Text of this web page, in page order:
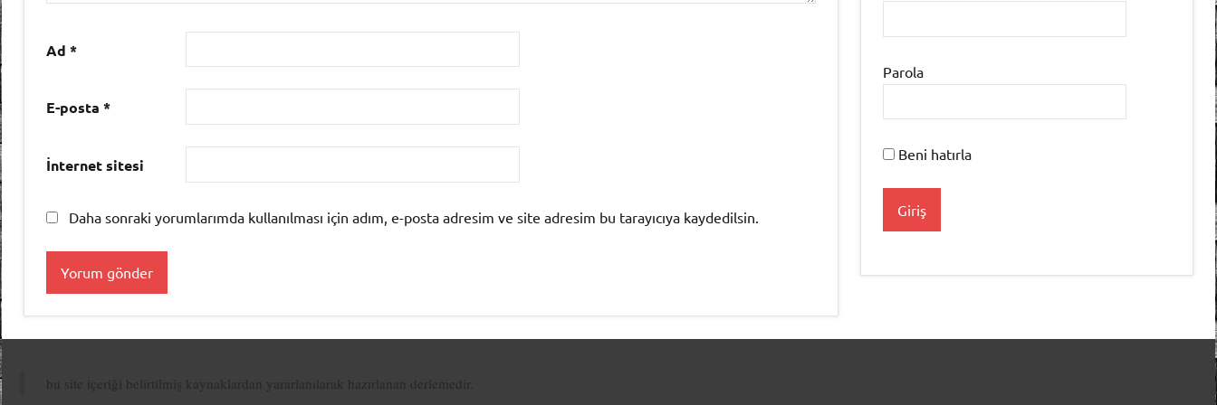
Ad *
E-posta *
İnternet sitesi
Daha sonraki yorumlarımda kullanılması için adım, e-posta adresim ve site adresim bu tarayıcıya kaydedilsin.
Parola
Beni hatırla
bu site içeriği belirtilmiş kaynaklardan yararlanılarak hazırlanan derlemedir.